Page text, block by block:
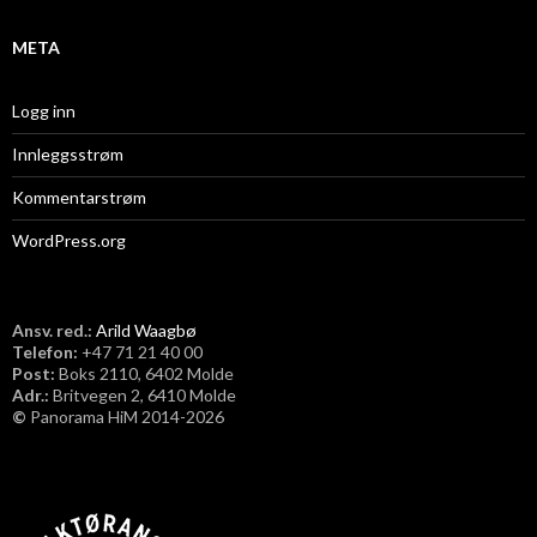
META
Logg inn
Innleggsstrøm
Kommentarstrøm
WordPress.org
Ansv. red.: Arild Waagbø
Telefon: ​+47 71 21 40 00
Post: Boks 2110, 6402 Molde
Adr.: Britvegen 2, 6410 Molde
© Panorama HiM 2014-2026